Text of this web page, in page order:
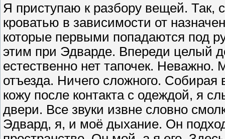
Я приступаю к разбору вещей. Так,
кроватью в зависимости от
которые первыми попадаются под
этим при Эдварде. Впереди целый
естественно нет тапочек. Неважно.
отъезда. Ничего сложного. Собирая
кожу после контакта с одеждой, я
двери. Все звуки извне словно
Эдвард, я, и моё дыхание. Он